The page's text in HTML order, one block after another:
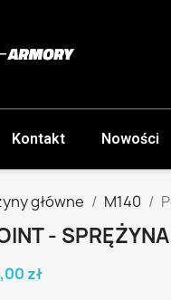
Kontakt Nowości
główne M140
-
zł